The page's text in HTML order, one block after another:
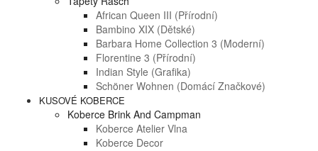
African Queen III (přírodní)
Bambino XIX (dětské)
Barbara Home Collection 3 (moderní)
Florentine 3 (přírodní)
Indian Style (grafika)
Schöner Wohnen (domácí Značkové)
KUSOVÉ KOBERCE
Koberce Brink And Campman
Koberce Atelier Vlna
Koberce Decor